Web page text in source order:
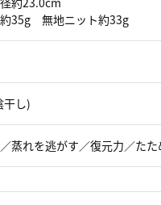
35g 無地ニット約33g
干し)
蒸れを逃がす／復元力／た